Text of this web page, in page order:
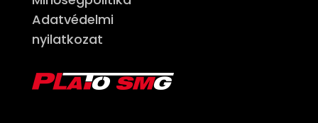
Adatvédelmi
nyilatkozat